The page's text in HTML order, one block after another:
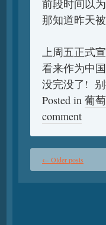
前段时间以
那知道昨天
上周五正式
看来作为中
没完没了!
Posted in 葡
comment
← Older posts